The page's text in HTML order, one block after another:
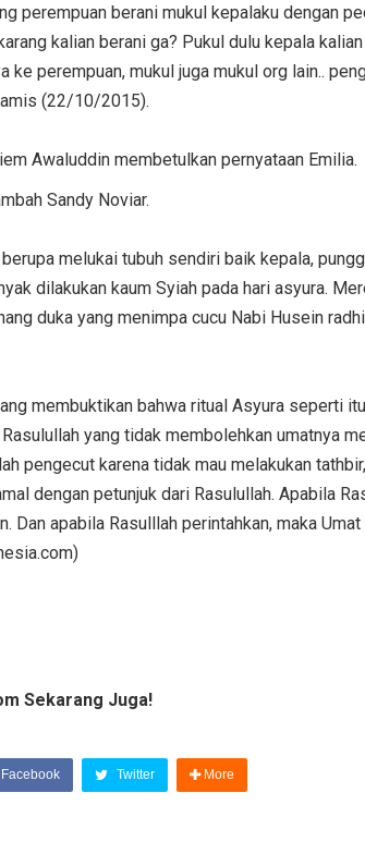
perempuan berani mukul kepalaku dengan
kalian berani ga? Pukul dulu kepala kalian
ke perempuan, mukul juga mukul org lain..
(22/10/2015).
Awaluddin membetulkan pernyataan Emilia.
Sandy Noviar.
melukai tubuh sendiri baik kepala,
dilakukan kaum Syiah pada hari asyura.
duka yang menimpa cucu Nabi Husein
membuktikan bahwa ritual Asyura seperti
yang tidak membolehkan umatnya
pengecut karena tidak mau melakukan
dengan petunjuk dari Rasulullah. Apabila
Dan apabila Rasulllah perintahkan, maka
Sekarang Juga!
Facebook Twitter More